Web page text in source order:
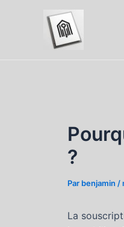
?
Par benjamin /
La